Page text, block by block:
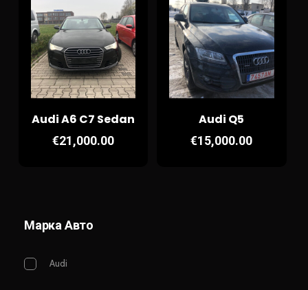
Audi A6 C7 Sedan
€21,000.00
Audi Q5
€15,000.00
Марка Авто
Audi